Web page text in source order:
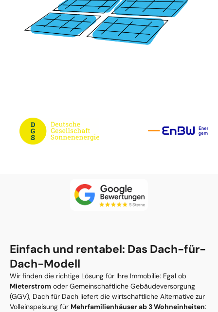
Einfach und rentabel: Das Dach-für-
Dach-Modell
Wir finden die richtige Lösung für Ihre Immobilie: Egal ob
Mieterstrom oder Gemeinschaftliche Gebäudeversorgung
(GGV), Dach für Dach liefert die wirtschaftliche Alternative zur
Volleinspeisung für Mehrfamilienhäuser ab 3 Wohneinheiten: